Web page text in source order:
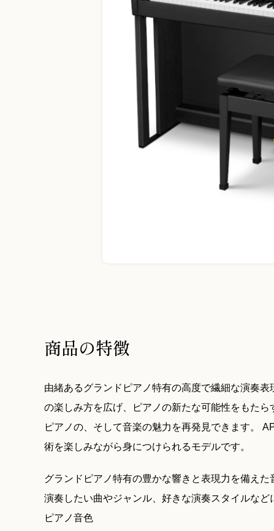
商品の特徴
由緒あるグランドピアノ特有の高度で繊細な演奏
の楽しみ方を広げ、ピアノの新たな可能性をもた
ピアノの、そして音楽の魅力を再発見できます。
術を楽しみながら身につけられるモデルです。
グランドピアノ特有の豊かな響きと表現力を備えた
演奏したい曲やジャンル、好きな演奏スタイルな
ピアノ音色